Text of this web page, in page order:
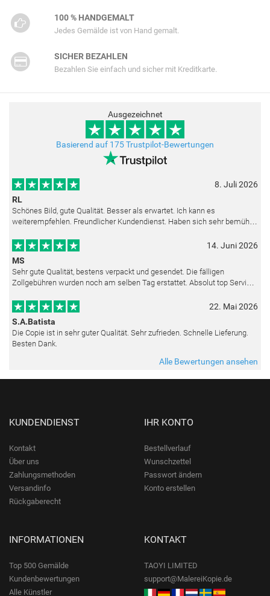
100 % HANDGEMALT
Jedes Gemälde ist von Hand gemalt.
SICHER BEZAHLEN
Bezahlen Sie einfach und sicher mit Kreditkarte.
Ausgezeichnet
Basierend auf 175 Trustpilot-Bewertungen
8. Juli 2026
RL
Schönes Bild, gute Qualität. Besser als erwartet. Ich kann es
weiterempfehlen. Freundlicher Kundendienst. Haben sich sehr bemüht
14. Juni 2026
MS
Sehr gute Qualität, bestens verpackt und gesendet. Die fälligen
Zollgebühren wurden noch am selben Tag erstattet. Absolut top Service
22. Mai 2026
S.A.Batista
Die Copie ist in sehr guter Qualität. Sehr zufrieden. Schnelle Lieferung.
Besten Dank.
Alle Bewertungen ansehen
KUNDENDIENST
Kontakt
Über uns
Zahlungsmethoden
Versandinfo
Rückgaberecht
IHR KONTO
Bestellverlauf
Wunschzettel
Passwort ändern
Konto erstellen
INFORMATIONEN
Top 500 Gemälde
Kundenbewertungen
Alle Künstler
KONTAKT
TAOYI LIMITED
support@MalereiKopie.de